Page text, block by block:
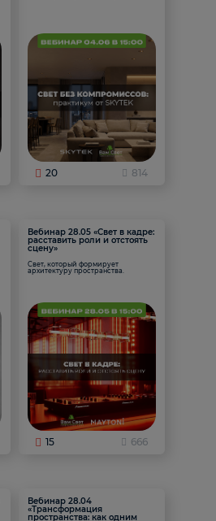
20 814
Вебинар 28.05 «Свет в кадре:
расставить роли и отстоять
сцену»
Свет, который формирует
архитектуру пространства.
15 666
Вебинар 28.04
«Трансформация
пространства: как одним